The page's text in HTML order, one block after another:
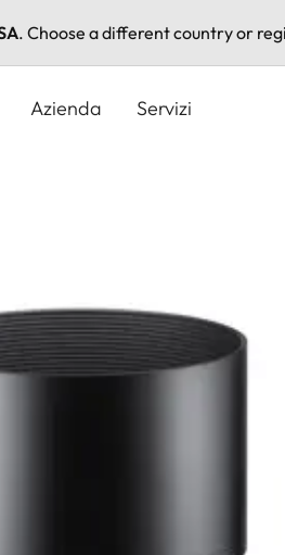
. Choose a different country or
Azienda Servizi